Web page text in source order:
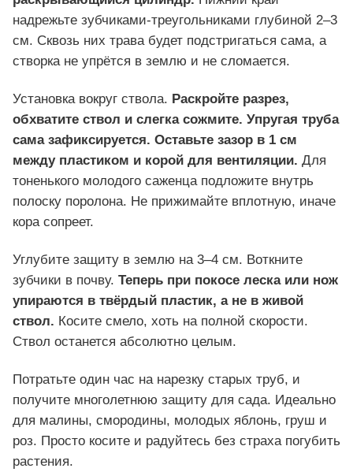
надрежьте зубчиками-треугольниками глубиной 2–3
см. Сквозь них трава будет подстригаться сама, а
створка не упрётся в землю и не сломается.
Установка вокруг ствола. Раскройте разрез,
обхватите ствол и слегка сожмите. Упругая труба
сама зафиксируется. Оставьте зазор в 1 см
между пластиком и корой для вентиляции. Для
тоненького молодого саженца подложите внутрь
полоску поролона. Не прижимайте вплотную, иначе
кора сопреет.
Углубите защиту в землю на 3–4 см. Воткните
зубчики в почву. Теперь при покосе леска или нож
упираются в твёрдый пластик, а не в живой
ствол. Косите смело, хоть на полной скорости.
Ствол останется абсолютно целым.
Потратьте один час на нарезку старых труб, и
получите многолетнюю защиту для сада. Идеально
для малины, смородины, молодых яблонь, груш и
роз. Просто косите и радуйтесь без страха погубить
растения.